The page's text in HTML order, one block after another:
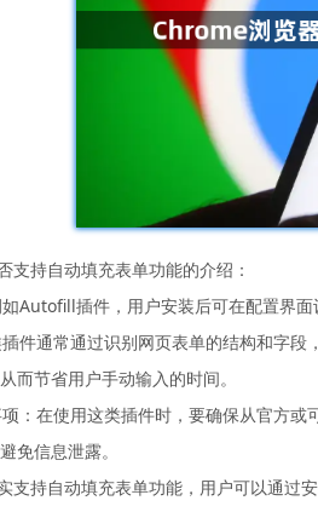
持自动填充表单功能的介绍：
Autofill插件，用户安装后可在配置界
件通常通过识别网页表单的结构和字
而节省用户手动输入的时间。
：在使用这类插件时，要确保从官方
免信息泄露。
持自动填充表单功能，用户可以通过